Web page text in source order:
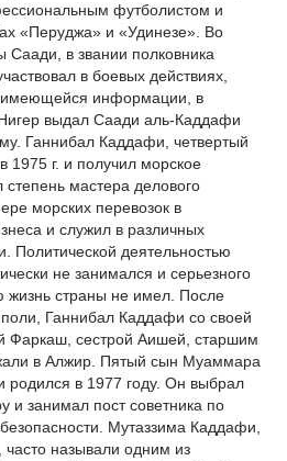
футболистом и
«Перуджа» и «Удинезе». Во
Саади, в звании полковника
в боевых действиях,
имеющейся информации, в
выдал Саади аль-Каддафи
Ганнибал Каддафи, четвертый
г. и получил морское
мастера делового
морских перевозок в
и служил в различных
Политической деятельностью
не занимался и серьезного
жизнь страны не имел. После
Ганнибал Каддафи со своей
Фаркаш, сестрой Аишей, старшим
в Алжир. Пятый сын Муаммара
в 1977 году. Он выбрал
и занимал пост советника по
Мутаззима Каддафи,
называли одним из